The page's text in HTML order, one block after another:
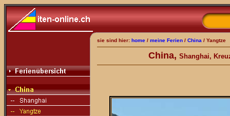
sie sind hier: home / meine Ferien / China / Yangtze
China, Shanghai,